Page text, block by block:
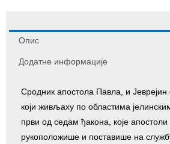
Опис
Додатне информације
Сродник апостола Павла, и Јеврејин
који живљаху по областима
први од седам ђакона, које апостоли
рукоположише и поставише на